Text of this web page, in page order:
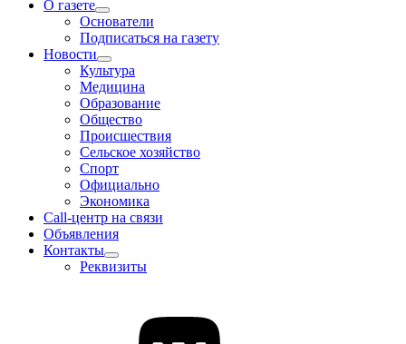
О газете
Основатели
Подписаться на газету
Новости
Культура
Медицина
Образование
Общество
Происшествия
Сельское хозяйство
Спорт
Официально
Экономика
Call-центр на связи
Объявления
Контакты
Реквизиты